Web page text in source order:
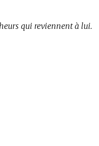
qui reviennent à lui.